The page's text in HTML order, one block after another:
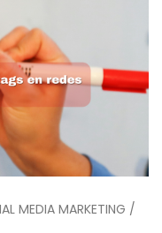
MEDIA MARKETING /